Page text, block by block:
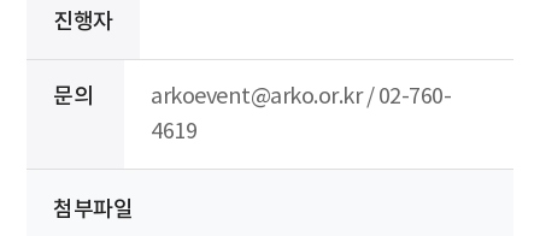
진행자
문의
arkoevent@arko.or.kr / 02-760-
4619
첨부파일